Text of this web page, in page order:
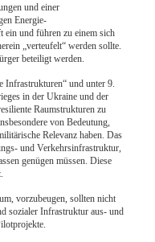
und einer
Energie-
ein und führen zu einem sich
„verteufelt“ werden sollte.
beteiligt werden.
und unter 9.
in der Ukraine und der
Raumstrukturen zu
von Bedeutung,
Relevanz haben. Das
und Verkehrsinfrastruktur,
genügen müssen. Diese
vorzubeugen, sollten nicht
sozialer Infrastruktur aus- und